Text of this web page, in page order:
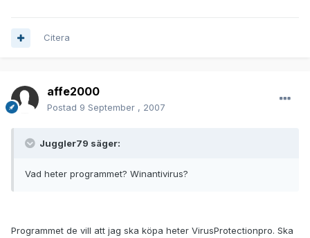
Citera
affe2000
Postad 9 September , 2007
Juggler79 säger:
Vad heter programmet? Winantivirus?
Programmet de vill att jag ska köpa heter VirusProtectionpro. Ska